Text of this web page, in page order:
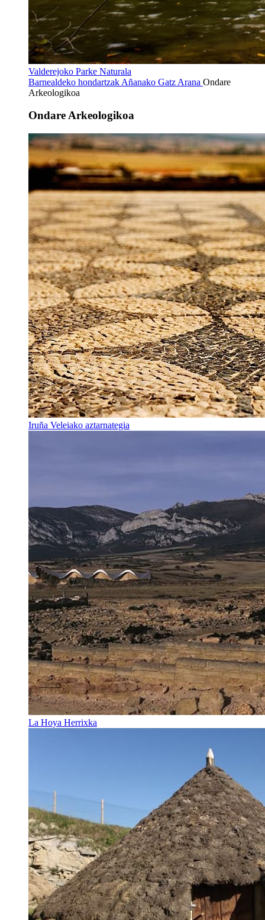
Valderejoko Parke Naturala
Barnealdeko hondartzak Añanako Gatz Arana Ondare
Arkeologikoa
Ondare Arkeologikoa
Iruña Veleiako aztarnategia
La Hoya Herrixka